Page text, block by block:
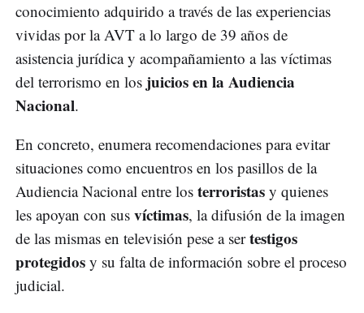
conocimiento adquirido a través de las experiencias
vividas por la AVT a lo largo de 39 años de
asistencia jurídica y acompañamiento a las víctimas
del terrorismo en los juicios en la Audiencia
Nacional.
En concreto, enumera recomendaciones para evitar
situaciones como encuentros en los pasillos de la
Audiencia Nacional entre los terroristas y quienes
les apoyan con sus víctimas, la difusión de la imagen
de las mismas en televisión pese a sertestigos
protegidos y su falta de información sobre el proceso
judicial.